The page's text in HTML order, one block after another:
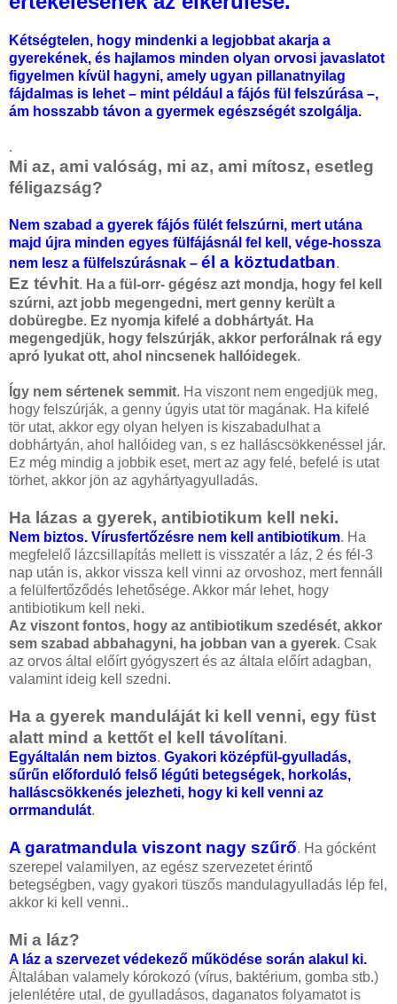
Kétségtelen, hogy mindenki a legjobbat akarja a
gyerekének, és hajlamos minden olyan orvosi javaslatot
figyelmen kívül hagyni, amely ugyan pillanatnyilag
fájdalmas is lehet – mint például a fájós fül felszúrása –,
ám hosszabb távon a gyermek egészségét szolgálja.
.
Mi az, ami valóság, mi az, ami mítosz, esetleg
féligazság?
Nem szabad a gyerek fájós fülét felszúrni, mert utána
majd újra minden egyes fülfájásnál fel kell, vége-hossza
nem lesz a fülfelszúrásnak – él a köztudatban.
Ez tévhit. Ha a fül-orr- gégész azt mondja, hogy fel kell
szúrni, azt jobb megengedni, mert genny került a
dobüregbe. Ez nyomja kifelé a dobhártyát. Ha
megengedjük, hogy felszúrják, akkor perforálnak rá egy
apró lyukat ott, ahol nincsenek hallóidegek.
Így nem sértenek semmit. Ha viszont nem engedjük meg,
hogy felszúrják, a genny úgyis utat tör magának. Ha kifelé
tör utat, akkor egy olyan helyen is kiszabadulhat a
dobhártyán, ahol hallóideg van, s ez halláscsökkenéssel jár.
Ez még mindig a jobbik eset, mert az agy felé, befelé is utat
törhet, akkor jön az agyhártyagyulladás.
Ha lázas a gyerek, antibiotikum kell neki.
Nem biztos. Vírusfertőzésre nem kell antibiotikum. Ha
megfelelő lázcsillapítás mellett is visszatér a láz, 2 és fél-3
nap után is, akkor vissza kell vinni az orvoshoz, mert fennáll
a felülfertőződés lehetősége. Akkor már lehet, hogy
antibiotikum kell neki.
Az viszont fontos, hogy az antibiotikum szedését, akkor
sem szabad abbahagyni, ha jobban van a gyerek. Csak
az orvos által előírt gyógyszert és az általa előírt adagban,
valamint ideig kell szedni.
Ha a gyerek manduláját ki kell venni, egy füst
alatt mind a kettőt el kell távolítani.
Egyáltalán nem biztos. Gyakori középfül-gyulladás,
sűrűn előforduló felső légúti betegségek, horkolás,
halláscsökkenés jelezheti, hogy ki kell venni az
orrmandulát.
A garatmandula viszont nagy szűrő. Ha gócként
szerepel valamilyen, az egész szervezetet érintő
betegségben, vagy gyakori tüszős mandulagyulladás lép fel,
akkor ki kell venni..
Mi a láz?
A láz a szervezet védekező működése során alakul ki.
Általában valamely kórokozó (vírus, baktérium, gomba stb.)
jelenlétére utal, de gyulladásos, daganatos folyamatot is